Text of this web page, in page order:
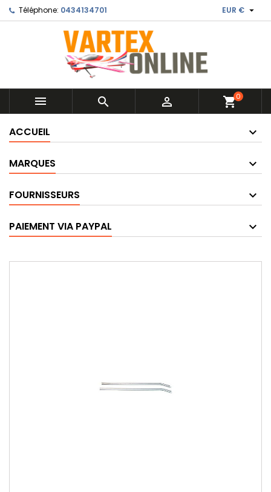
Téléphone: 0434134701 EUR € 
   shopping_cart0
ACCUEIL
MARQUES
FOURNISSEURS
PAIEMENT VIA PAYPAL